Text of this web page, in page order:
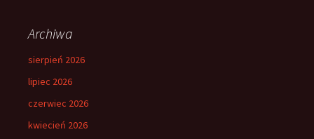
Archiwa
sierpień 2026
lipiec 2026
czerwiec 2026
kwiecień 2026